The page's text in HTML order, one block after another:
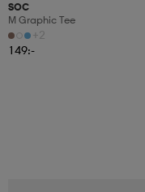
SOC
M Graphic Tee
+2
149:-